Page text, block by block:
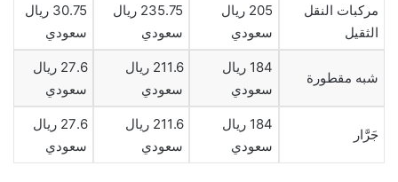
مركبات النقل
الثقيل
205 ريال
سعودي
235.75 ريال
سعودي
30.75 ريال
سعودي
شبه مقطورة
184 ريال
سعودي
211.6 ريال
سعودي
27.6 ريال
سعودي
جَرَّار
184 ريال
سعودي
211.6 ريال
سعودي
27.6 ريال
سعودي